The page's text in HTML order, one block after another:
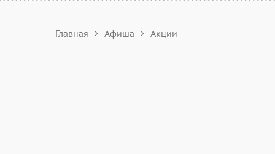
Главная Афиша Акции